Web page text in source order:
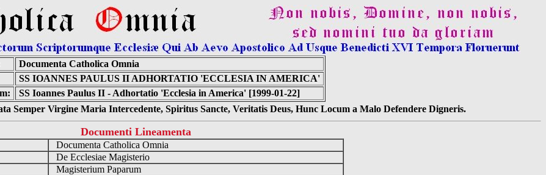
Documenta Catholica Omnia
SS IOANNES PAULUS II ADHORTATIO 'ECCLESIA IN AMERICA'
SS Ioannes Paulus II - Adhortatio 'Ecclesia in America' [1999-01-22]
Semper Virgine Maria Intercedente, Spiritus Sancte, Veritatis Deus, Hunc Locum a Malo Defendere Digneris.
Documenti Lineamenta
Documenta Catholica Omnia
De Ecclesiae Magisterio
Magisterium Paparum